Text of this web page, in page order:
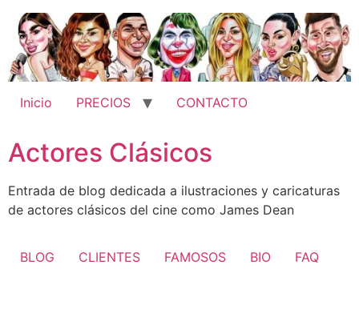
contenido
Inicio PRECIOS CONTACTO
Actores Clásicos
Entrada de blog dedicada a ilustraciones y caricaturas
de actores clásicos del cine como James Dean
BLOG CLIENTES FAMOSOS BIO FAQ